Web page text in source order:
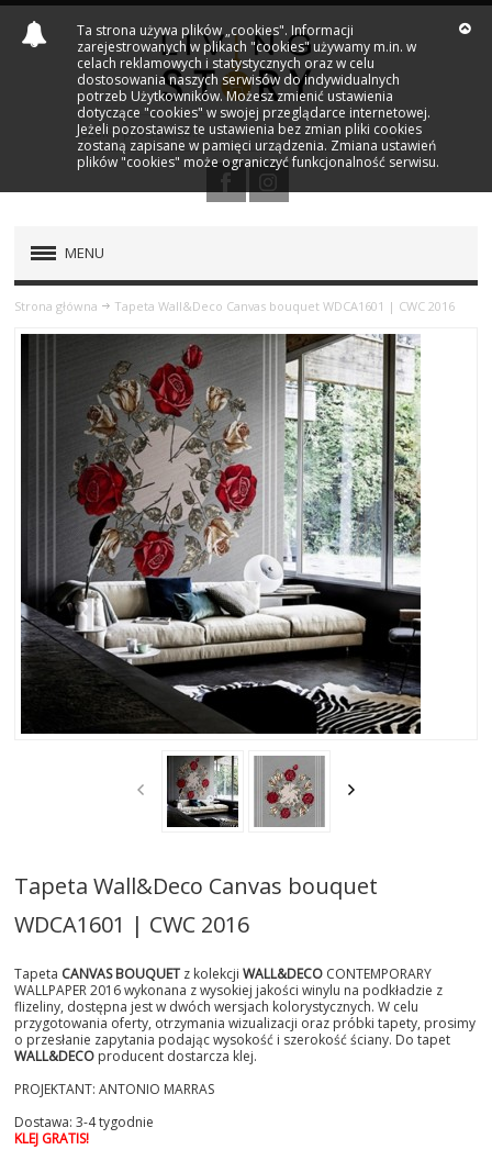
MENU
PRODUKTY
OUTLET
AKTUALNOSCI
STREFA-PROJEKTANTA
REALIZACJE
INSPIRACJE
KONTAKT
Strona główna Tapeta Wall&Deco Canvas bouquet WDCA1601 | CWC 2016
Tapeta Wall&Deco Canvas bouquet
WDCA1601 | CWC 2016
Tapeta CANVAS BOUQUET z kolekcjiWALL&DECO CONTEMPORARY
WALLPAPER 2016 wykonana z wysokiej jakości winylu na podkładzie z
flizeliny, dostępna jest w dwóch wersjach kolorystycznych. W celu
przygotowania oferty, otrzymania wizualizacji oraz próbki tapety, prosimy
o przesłanie zapytania podając wysokość i szerokość ściany. Do tapet
WALL&DECO producent dostarcza klej.
PROJEKTANT: ANTONIO MARRAS
Dostawa: 3-4 tygodnie
KLEJ GRATIS!
Ta strona używa plików „cookies". Informacji
zarejestrowanych w plikach "cookies" używamy m.in. w
celach reklamowych i statystycznych oraz w celu
dostosowania naszych serwisów do indywidualnych
potrzeb Użytkowników. Możesz zmienić ustawienia
dotyczące "cookies" w swojej przeglądarce internetowej.
Jeżeli pozostawisz te ustawienia bez zmian pliki cookies
zostaną zapisane w pamięci urządzenia. Zmiana ustawień
plików "cookies" może ograniczyć funkcjonalność serwisu.